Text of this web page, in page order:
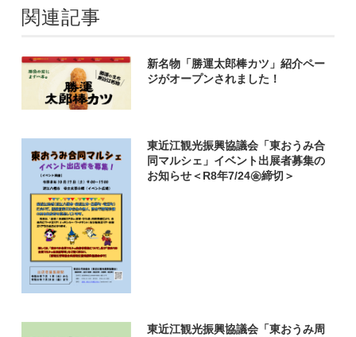
関連記事
新名物「勝運太郎棒カツ」紹介ペー
ジがオープンされました！
東近江観光振興協議会「東おうみ合
同マルシェ」イベント出展者募集の
お知らせ＜R8年7/24㊎締切＞
東近江観光振興協議会「東おうみ周